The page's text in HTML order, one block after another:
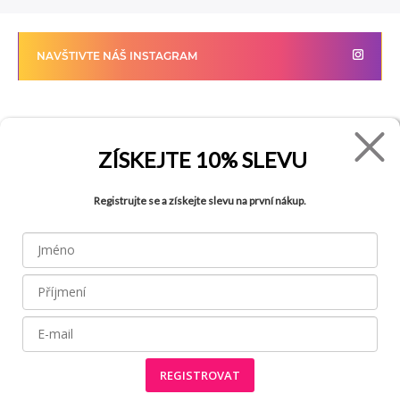
NAVŠTIVTE NÁŠ INSTAGRAM
Kariéra
Obchody
Blog
Jak reklamovat zboží
Tabulka velikostí
Recyklace
ZÍSKEJTE 10% SLEVU
Registrujte se a získejte slevu na první nákup.
REGISTROVAT